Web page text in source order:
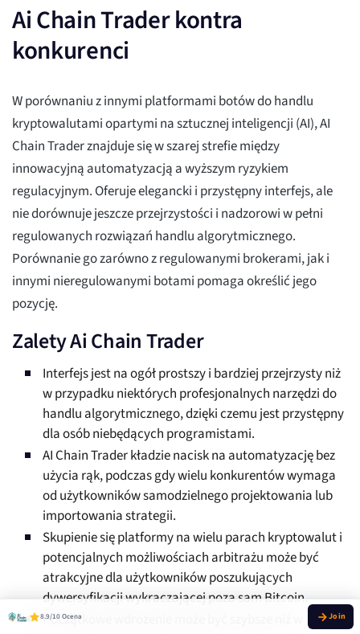
Ai Chain Trader kontra
konkurenci
W porównaniu z innymi platformami botów do handlu
kryptowalutami opartymi na sztucznej inteligencji (AI), AI
Chain Trader znajduje się w szarej strefie między
innowacyjną automatyzacją a wyższym ryzykiem
regulacyjnym. Oferuje elegancki i przystępny interfejs, ale
nie dorównuje jeszcze przejrzystości i nadzorowi w pełni
regulowanych rozwiązań handlu algorytmicznego.
Porównanie go zarówno z regulowanymi brokerami, jak i
innymi nieregulowanymi botami pomaga określić jego
pozycję.
Zalety Ai Chain Trader
Interfejs jest na ogół prostszy i bardziej przejrzysty niż
w przypadku niektórych profesjonalnych narzędzi do
handlu algorytmicznego, dzięki czemu jest przystępny
dla osób niebędących programistami.
AI Chain Trader kładzie nacisk na automatyzację bez
użycia rąk, podczas gdy wielu konkurentów wymaga
od użytkowników samodzielnego projektowania lub
importowania strategii.
Skupienie się platformy na wielu parach kryptowalut i
potencjalnych możliwościach arbitrażu może być
atrakcyjne dla użytkowników poszukujących
dywersyfikacji wykraczającej poza sam Bitcoin.
Początkowe wdrożenie może być szybsze niż w
8.9/10 Ocena